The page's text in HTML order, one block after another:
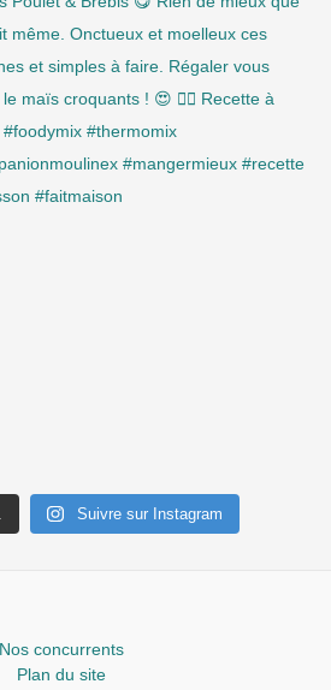
Suivre sur Instagram
Nos concurrents
Plan du site